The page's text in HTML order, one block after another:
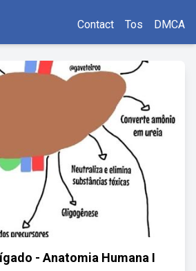
Contact Tos DMCA
- Anatomia Humana I